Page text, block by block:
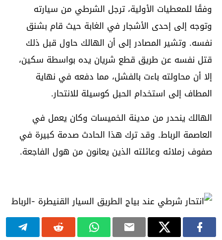
وفقًا للمعطيات الأولية، ترجل الشرطي من سيارته
وتوجه إلى إحدى الأشجار في الغابة حيث قام بشنق
نفسه. وتشير المصادر إلى أن الهالك حاول قبل ذلك
قتل نفسه عن طريق قطع شريان يده بواسطة سكين،
إلا أن محاولته باءت بالفشل، مما دفعه في نهاية
المطاف إلى استخدام الحبل كوسيلة للانتحار.
الهالك ينحدر من مدينة الخميسات وكان يعمل في
العاصمة الرباط. وقد ترك هذا الحادث صدمة كبيرة في
صفوف زملائه وعائلته الذين يعانون من هول الفاجعة.